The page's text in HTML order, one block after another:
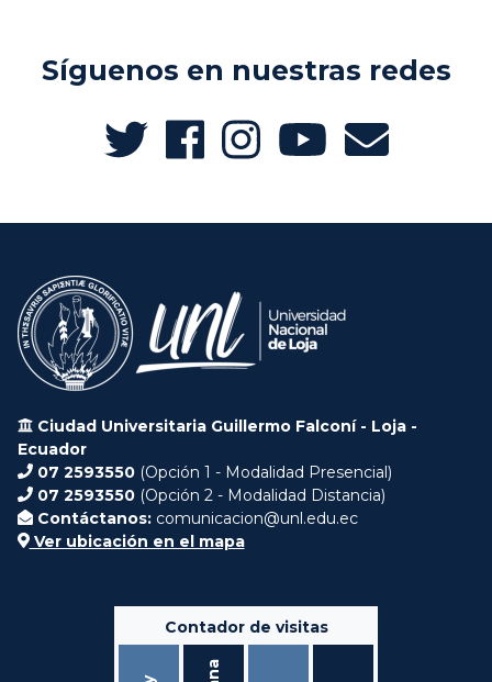
Síguenos en nuestras redes
Ciudad Universitaria Guillermo Falconí - Loja -
Ecuador
07 2593550 (Opción 1 - Modalidad Presencial)
07 2593550 (Opción 2 - Modalidad Distancia)
Contáctanos: comunicacion@unl.edu.ec
Ver ubicación en el mapa
Contador de visitas